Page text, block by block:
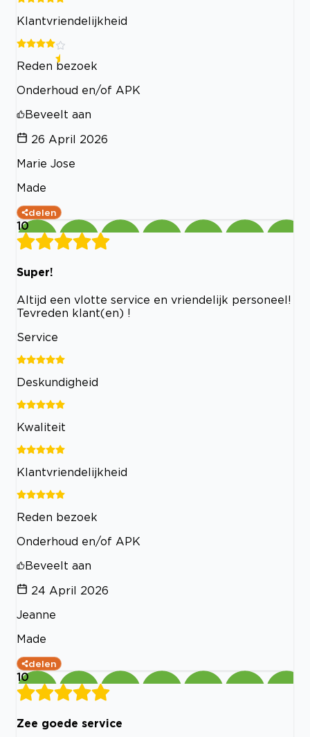
Klantvriendelijkheid
Reden bezoek
Onderhoud en/of APK
Beveelt aan
26 April 2026
Marie Jose
Made
delen
10
Super!
Altijd een vlotte service en vriendelijk personeel!
Tevreden klant(en) !
Service
Deskundigheid
Kwaliteit
Klantvriendelijkheid
Reden bezoek
Onderhoud en/of APK
Beveelt aan
24 April 2026
Jeanne
Made
delen
10
Zee goede service